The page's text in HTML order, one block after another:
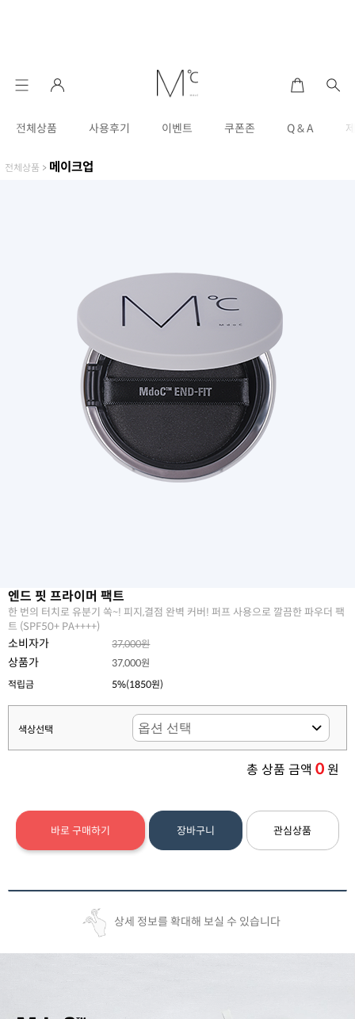
전체상품 사용후기 이벤트 쿠폰존 Q & A
전체상품 > 메이크업
엔드 핏 프라이머 팩트
한 번의 터치로 유분기 쏙~! 피지,결점 완벽 커버! 퍼프 사용으로 깔끔한 파우더 팩
트 (SPF50+ PA++++)
소비자가 37,000원
상품가
37,000원
적립금
5%(1850원)
색상선택
총 상품 금액 0원
바로 구매하기 장바구니 관심상품
상세 정보를 확대해 보실 수 있습니다